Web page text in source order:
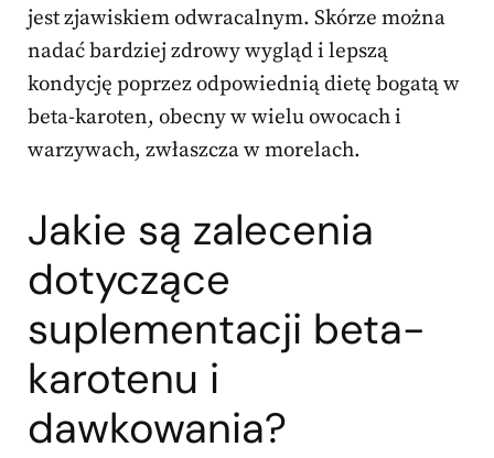
jest zjawiskiem odwracalnym. Skórze można
nadać bardziej zdrowy wygląd i lepszą
kondycję poprzez odpowiednią dietę bogatą w
beta-karoten, obecny w wielu owocach i
warzywach, zwłaszcza w morelach.
Jakie są zalecenia
dotyczące
suplementacji beta-
karotenu i
dawkowania?